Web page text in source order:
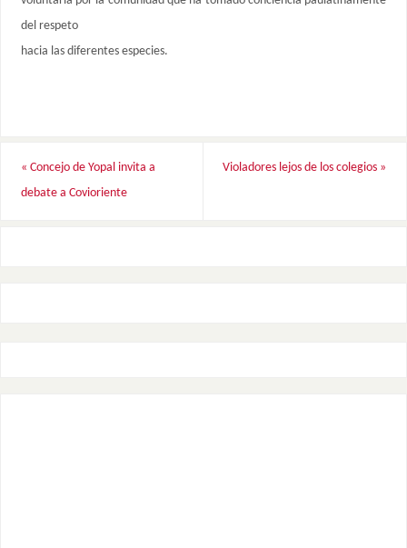
del respeto
hacia las diferentes especies.
« Concejo de Yopal invita a
debate a Covioriente
Violadores lejos de los colegios »